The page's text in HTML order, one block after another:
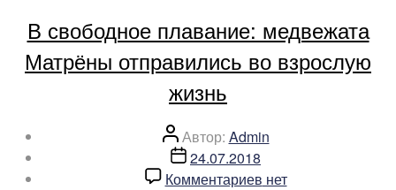
на
Курильском
озере»
В свободное плавание: медвежата
Матрёны отправились во взрослую
жизнь
Автор
записи
Автор: Admin
Дата
записи
24.07.2018
Комментариевкнет